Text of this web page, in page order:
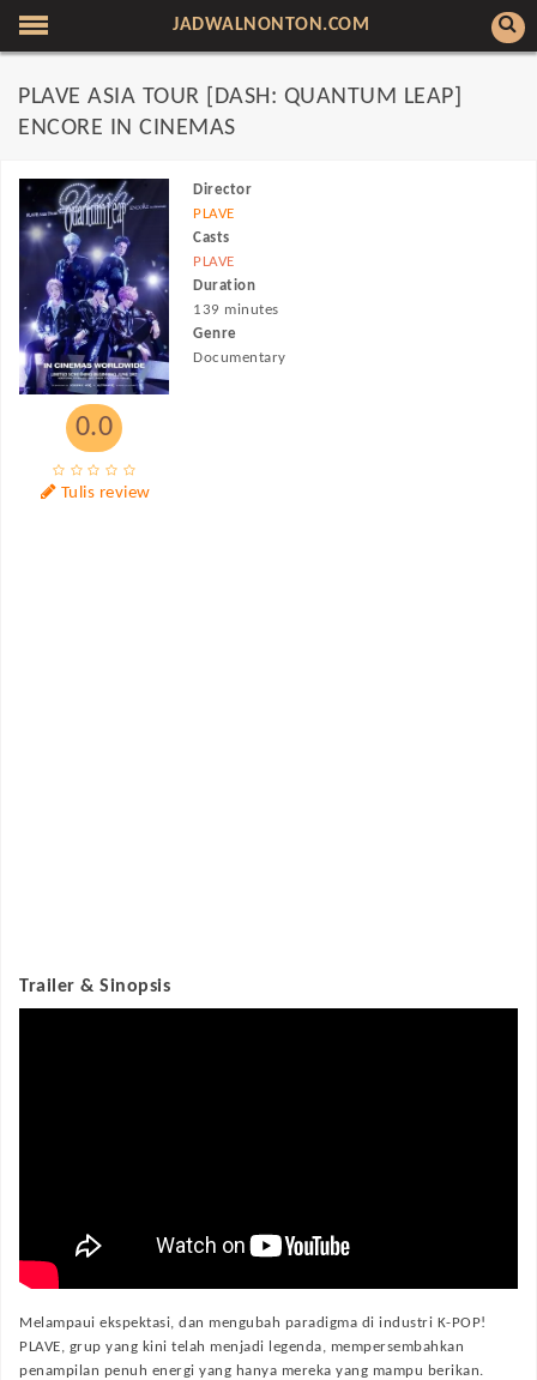
JADWALNONTON.COM
PLAVE ASIA TOUR [DASH: QUANTUM LEAP]
ENCORE IN CINEMAS
0.0
Tulis review
Director
PLAVE
Casts
PLAVE
Duration
139 minutes
Genre
Documentary
Trailer & Sinopsis
Melampaui ekspektasi, dan mengubah paradigma di industri K-POP!
PLAVE, grup yang kini telah menjadi legenda, mempersembahkan
penampilan penuh energi yang hanya mereka yang mampu berikan.